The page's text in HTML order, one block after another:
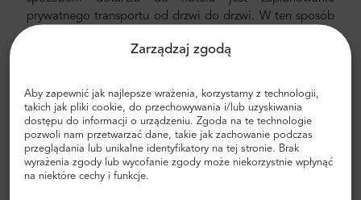
Zarządzaj zgodą
Aby zapewnić jak najlepsze wrażenia, korzystamy z technologii,
takich jak pliki cookie, do przechowywania i/lub uzyskiwania
dostępu do informacji o urządzeniu. Zgoda na te technologie
pozwoli nam przetwarzać dane, takie jak zachowanie podczas
przeglądania lub unikalne identyfikatory na tej stronie. Brak
wyrażenia zgody lub wycofanie zgody może niekorzystnie wpłynąć
na niektóre cechy i funkcje.
prywatnego transportu od drzwi do drzwi. W ten sposób
nieprzyjemny proces ustalania trasy, poruszania się po
Transfer z lotniska i miasta
Szukasz niezawodnego i niedrogiego transferu
lotniskowego? Zarezerwuj jeden z Mr.Shuttle, wyborem
podróżnych użytkowników Trip-Advisor. Oferujemy
transport door-to-door w nowych, nowoczesnych,